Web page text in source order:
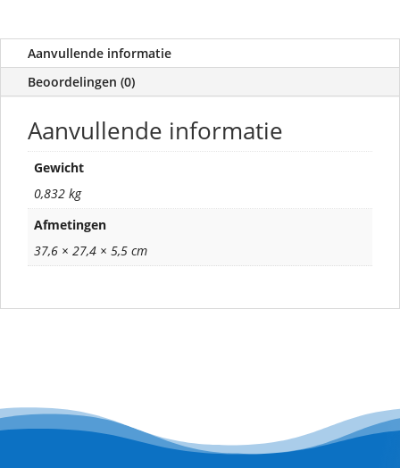
Aanvullende informatie
Beoordelingen (0)
Aanvullende informatie
Gewicht
0,832 kg
Afmetingen
37,6 × 27,4 × 5,5 cm